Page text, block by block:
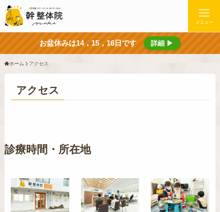
メニュー
お盆休みは14，15，16日です 詳細 ▶
ホーム アクセス
アクセス
診療時間・所在地